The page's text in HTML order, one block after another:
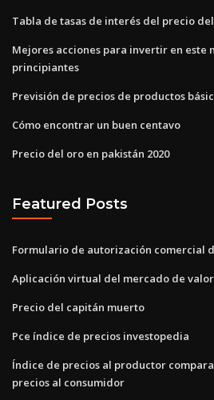
Tabla de tasas de interés del precio
Mejores acciones para invertir en este
principiantes
Previsión de precios de productos
Cómo encontrar un buen centavo
Precio del oro en pakistán 2020
Featured Posts
Formulario de autorización comercial
Aplicación virtual del mercado de
Precio del capitán muerto
Pce índice de precios investopedia
Índice de precios al productor
precios al consumidor